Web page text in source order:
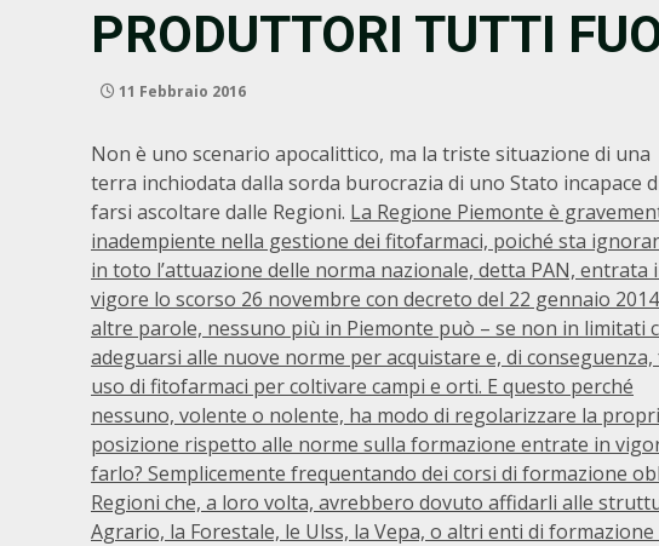
PRODUTTORI TUTTI
11 Febbraio 2016
Non è uno scenario apocalittico, ma la triste situazione di una
terra inchiodata dalla sorda burocrazia di uno Stato incapace
farsi ascoltare dalle Regioni. La Regione Piemonte è
inadempiente nella gestione dei fitofarmaci, poiché sta
in toto l’attuazione delle norma nazionale, detta PAN, entrata
vigore lo scorso 26 novembre con decreto del 22 gennaio
altre parole, nessuno più in Piemonte può – se non in limitati
adeguarsi alle nuove norme per acquistare e, di conseguenza,
uso di fitofarmaci per coltivare campi e orti. E questo perché
nessuno, volente o nolente, ha modo di regolarizzare la
posizione rispetto alle norme sulla formazione entrate in
farlo? Semplicemente frequentando dei corsi di formazione
Regioni che, a loro volta, avrebbero dovuto affidarli alle
Agrario, la Forestale, le Ulss, la Vepa, o altri enti di